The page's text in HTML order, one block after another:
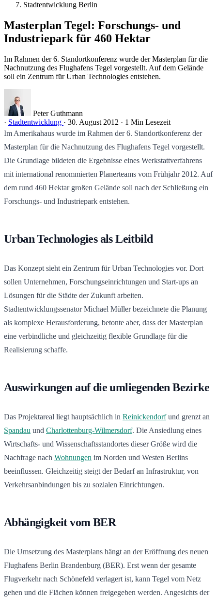
Stadtentwicklung Berlin
Masterplan Tegel: Forschungs- und
Industriepark für 460 Hektar
Im Rahmen der 6. Standortkonferenz wurde der Masterplan für die
Nachnutzung des Flughafens Tegel vorgestellt. Auf dem Gelände
soll ein Zentrum für Urban Technologies entstehen.
Peter Guthmann
· Stadtentwicklung · 30. August 2012 · 1 Min Lesezeit
Im Amerikahaus wurde im Rahmen der 6. Standortkonferenz der
Masterplan für die Nachnutzung des Flughafens Tegel vorgestellt.
Die Grundlage bildeten die Ergebnisse eines Werkstattverfahrens
mit international renommierten Planerteams vom Frühjahr 2012. Auf
dem rund 460 Hektar großen Gelände soll nach der Schließung ein
Forschungs- und Industriepark entstehen.
Urban Technologies als Leitbild
Das Konzept sieht ein Zentrum für Urban Technologies vor. Dort
sollen Unternehmen, Forschungseinrichtungen und Start-ups an
Lösungen für die Städte der Zukunft arbeiten.
Stadtentwicklungssenator Michael Müller bezeichnete die Planung
als komplexe Herausforderung, betonte aber, dass der Masterplan
eine verbindliche und gleichzeitig flexible Grundlage für die
Realisierung schaffe.
Auswirkungen auf die umliegenden Bezirke
Das Projektareal liegt hauptsächlich in Reinickendorfund grenzt an
Spandau und Charlottenburg-Wilmersdorf. Die Ansiedlung eines
Wirtschafts- und Wissenschaftsstandortes dieser Größe wird die
Nachfrage nach Wohnungen im Norden und Westen Berlins
beeinflussen. Gleichzeitig steigt der Bedarf an Infrastruktur, von
Verkehrsanbindungen bis zu sozialen Einrichtungen.
Abhängigkeit vom BER
Die Umsetzung des Masterplans hängt an der Eröffnung des neuen
Flughafens Berlin Brandenburg (BER). Erst wenn der gesamte
Flugverkehr nach Schönefeld verlagert ist, kann Tegel vom Netz
gehen und die Flächen können freigegeben werden. Angesichts der